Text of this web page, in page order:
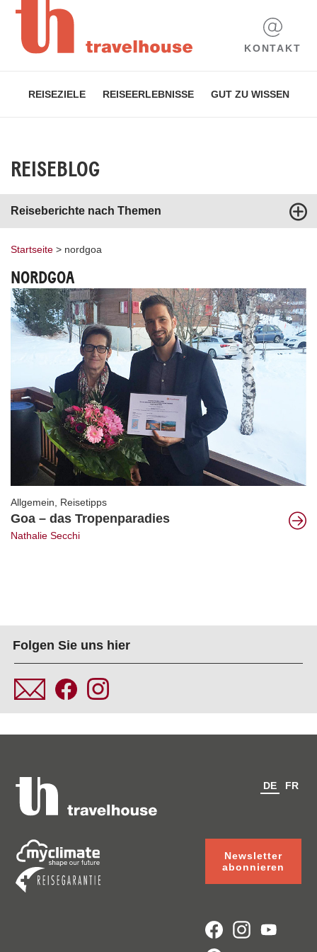
KONTAKT
REISEZIELE REISEERLEBNISSE GUT ZU WISSEN
REISEBLOG
Reiseberichte nach Themen
Startseite > nordgoa
NORDGOA
Allgemein, Reisetipps
Goa – das Tropenparadies
Nathalie Secchi
Folgen Sie uns hier
Newsletter
abonnieren
DE FR